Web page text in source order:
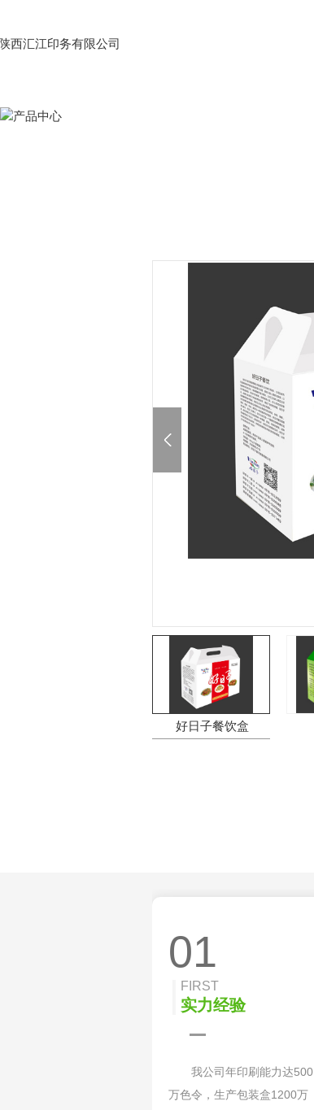
好日子餐饮盒
01
FIRST
实力经验
我公司年印刷能力达500
万色令，生产包装盒1200万